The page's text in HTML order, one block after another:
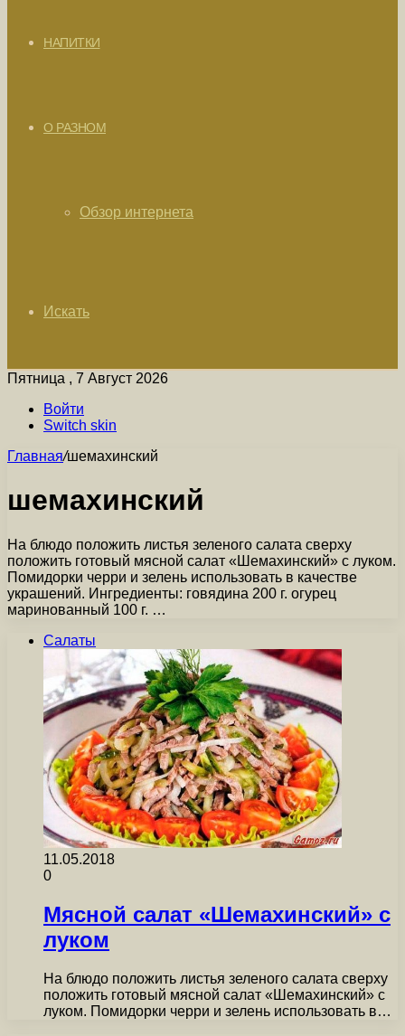
НАПИТКИ
О РАЗНОМ
Обзор интернета
Искать
Пятница , 7 Август 2026
Войти
Switch skin
Главная/шемахинский
шемахинский
На блюдо положить листья зеленого салата сверху
положить готовый мясной салат «Шемахинский» с луком.
Помидорки черри и зелень использовать в качестве
украшений. Ингредиенты: говядина 200 г. огурец
маринованный 100 г. …
Салаты
11.05.2018
0
Мясной салат «Шемахинский» с
луком
На блюдо положить листья зеленого салата сверху
положить готовый мясной салат «Шемахинский» с
луком. Помидорки черри и зелень использовать в…